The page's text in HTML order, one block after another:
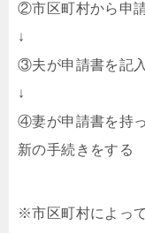
②市区町村から申
↓
③夫が申請書を記
↓
④妻が申請書を持
新の手続きをする
※市区町村によっ